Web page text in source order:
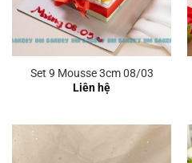
Set 9 Mousse 3cm 08/03
Liên hệ